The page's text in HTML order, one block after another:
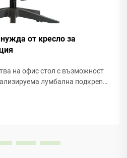
от кресло за
на офис стол с възможност
лумбална подкрепа
честите болки и